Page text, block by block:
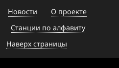
Новости
О проекте
Станции по алфавиту
Наверх страницы